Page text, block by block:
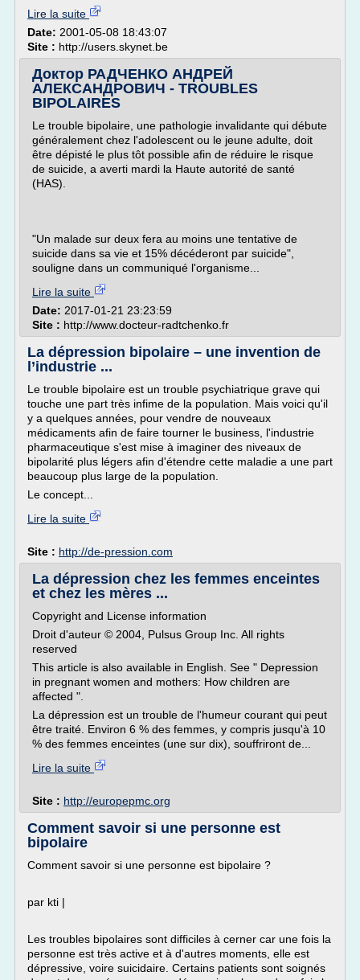
Lire la suite
Date: 2001-05-08 18:43:07
Site : http://users.skynet.be
Доктор РАДЧЕНКО АНДРЕЙ
АЛЕКСАНДРОВИЧ - TROUBLES
BIPOLAIRES
Le trouble bipolaire, une pathologie invalidante qui débute
généralement chez l'adolescent ou le jeune adulte, doit
être dépisté le plus tôt possible afin de réduire le risque
de suicide, a averti mardi la Haute autorité de santé
(HAS).
"Un malade sur deux fera au moins une tentative de
suicide dans sa vie et 15% décéderont par suicide",
souligne dans un communiqué l'organisme...
Lire la suite
Date: 2017-01-21 23:23:59
Site : http://www.docteur-radtchenko.fr
La dépression bipolaire – une invention de
l’industrie ...
Le trouble bipolaire est un trouble psychiatrique grave qui
touche une part très infime de la population. Mais voici qu'il
y a quelques années, pour vendre de nouveaux
médicaments afin de faire tourner le business, l'industrie
pharmaceutique s'est mise à imaginer des niveaux de
bipolarité plus légers afin d'étendre cette maladie a une part
beaucoup plus large de la population.
Le concept...
Lire la suite
Site : http://de-pression.com
La dépression chez les femmes enceintes
et chez les mères ...
Copyright and License information
Droit d'auteur © 2004, Pulsus Group Inc. All rights
reserved
This article is also available in English. See " Depression
in pregnant women and mothers: How children are
affected ".
La dépression est un trouble de l'humeur courant qui peut
être traité. Environ 6 % des femmes, y compris jusqu'à 10
% des femmes enceintes (une sur dix), souffriront de...
Lire la suite
Site : http://europepmc.org
Comment savoir si une personne est
bipolaire
Comment savoir si une personne est bipolaire ?
par kti |
Les troubles bipolaires sont difficiles à cerner car une fois la
personne est très active et à d'autres moments, elle est
dépressive, voire suicidaire. Certains patients sont soignés